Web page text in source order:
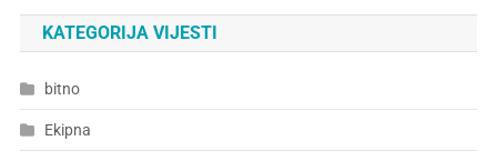
KATEGORIJA VIJESTI
bitno
Ekipna